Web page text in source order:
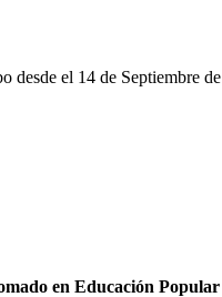
desde el 14 de Septiembre
en Educación